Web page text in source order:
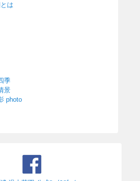
は
季
景
photo